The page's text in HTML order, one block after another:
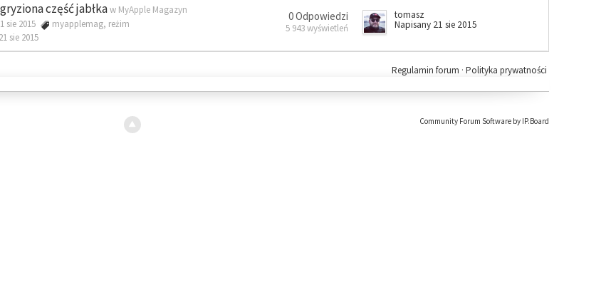
część jabłkaw MyApple Magazyn
sie 2015
myapplemag, reżim
21 sie 2015
0 Odpowiedzi
5 943 wyświetleń
tomasz
Napisany 21 sie 2015
Polityka prywatności
Regulamin forum ·
Community Forum Software by IP.Board